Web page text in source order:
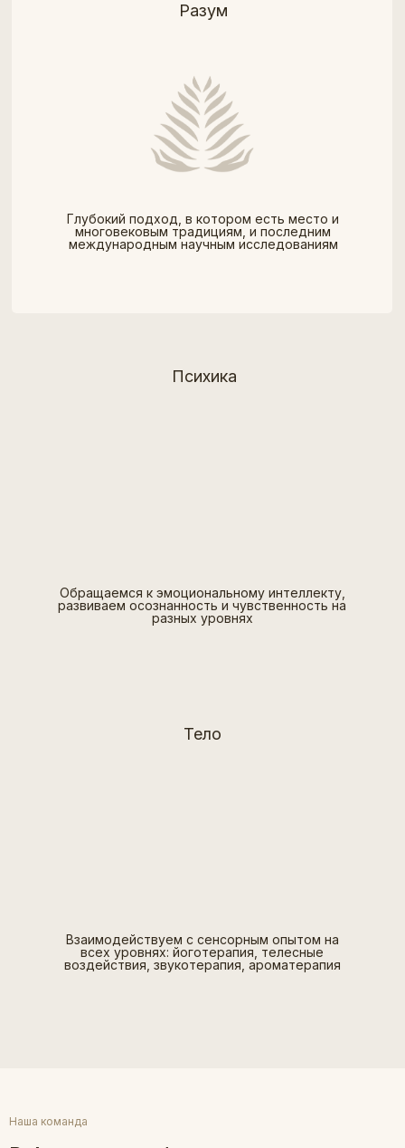
Разум
Глубокий подход, в котором есть место и
многовековым традициям, и последним
международным научным исследованиям
Психика
Обращаемся к эмоциональному интеллекту,
развиваем осознанность и чувственность на
разных уровнях
Тело
Взаимодействуем с сенсорным опытом на
всех уровнях: йоготерапия, телесные
воздействия, звукотерапия, ароматерапия
Наша команда